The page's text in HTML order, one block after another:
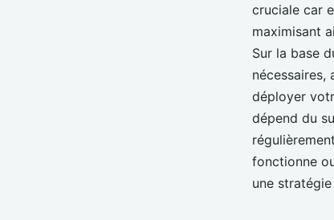
cruciale car
maximisant
Sur la base
déployer
dépend du
fonctionne
une